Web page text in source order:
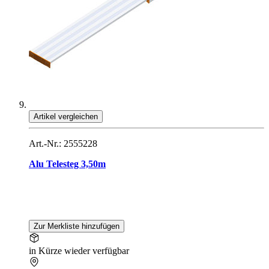
Artikel vergleichen
Art.-Nr.: 2555228
Alu Telesteg 3,50m
Zur Merkliste hinzufügen
in Kürze wieder verfügbar